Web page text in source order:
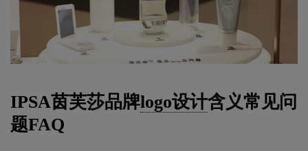
IPSA茵芙莎品牌logo设计含义常见问
题FAQ